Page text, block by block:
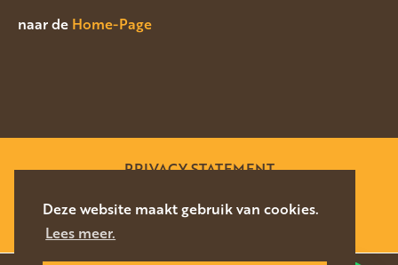
Deze website maakt gebruik van cookies.
Lees meer.
naar de Home-Page
PRIVACY STATEMENT
WEBSITE DOOR